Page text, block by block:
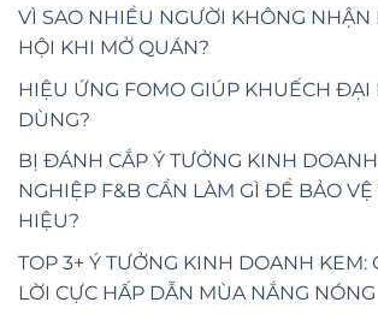
VÌ SAO NHIỀU NGƯỜI KHÔNG NHẬN
HỘI KHI MỞ QUÁN?
HIỆU ỨNG FOMO GIÚP KHUẾCH ĐẠI
DÙNG?
BỊ ĐÁNH CẮP Ý TƯỞNG KINH
NGHIỆP F&B CẦN LÀM GÌ ĐỂ BẢO VỆ
HIỆU?
TOP 3+ Ý TƯỞNG KINH DOANH KEM:
LỜI CỰC HẤP DẪN MÙA NẮNG NÓNG